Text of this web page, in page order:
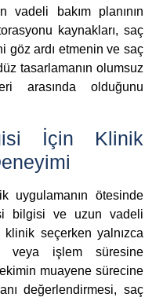
vadeli bakım planının
kaynakları, saç
göz ardı etmenin ve saç
tasarlamanın olumsuz
arasında olduğunu
İçin Klinik
uygulamanın ötesinde
bilgisi ve uzun vadeli
seçerken yalnızca
veya işlem süresine
muayene sürecine
değerlendirmesi, saç